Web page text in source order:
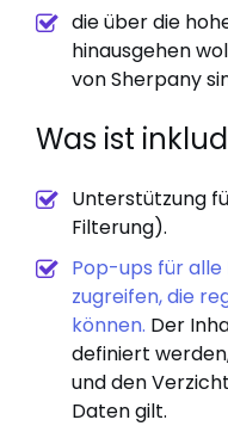
die über die
hinausgehen
von Sherpany
Was ist
Unterstützung
Filterung).
Pop-ups für alle
zugreifen, die
können. Der
definiert
und den
Daten gilt.